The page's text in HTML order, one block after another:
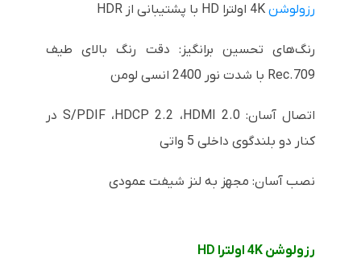
رزولوشن 4K اولترا HD با پشتیبانی از HDR
رنگ‌های تحسین برانگیز: دقت رنگ بالای طیف
Rec.709 با شدت نور 2400 انسی لومن
اتصال آسان:HDMI 2.0، HDCP 2.2، S/PDIF در
کنار دو بلندگوی داخلی 5 واتی
نصب آسان: مجهز به لنز شیفت عمودی
رزولوشن 4Kاولترا HD